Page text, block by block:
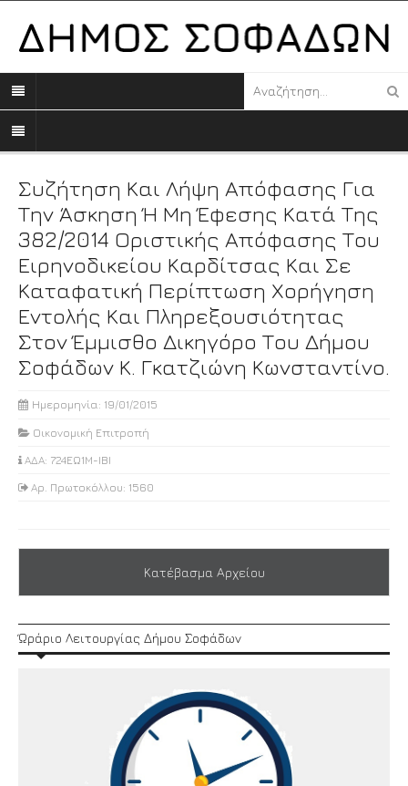
Συζήτηση Και Λήψη Απόφασης Για
Την Άσκηση Ή Μη Έφεσης Κατά Της
382/2014 Οριστικής Απόφασης Του
Ειρηνοδικείου Καρδίτσας Και Σε
Καταφατική Περίπτωση Χορήγηση
Εντολής Και Πληρεξουσιότητας
Στον Έμμισθο Δικηγόρο Του Δήμου
Σοφάδων Κ. Γκατζιώνη Κωνσταντίνο.
Ημερομηνία: 19/01/2015
Οικονομική Επιτροπή
ΑΔΑ: 724ΕΩ1Μ-ΙΒΙ
Αρ. Πρωτοκόλλου: 1560
Κατέβασμα Αρχείου
Ώράριο Λειτουργίας Δήμου Σοφάδων